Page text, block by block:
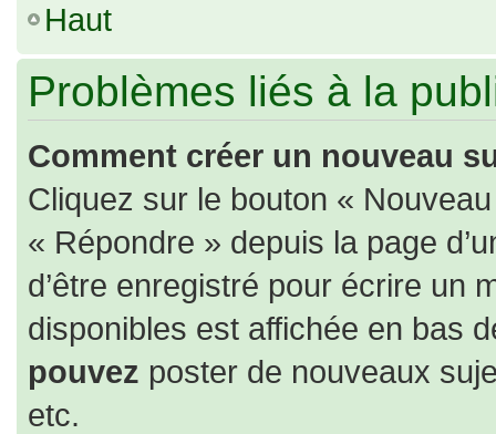
Haut
Problèmes liés à la
Comment créer un nouveau
Cliquez sur le bouton «
« Répondre » depuis la page
d’être enregistré pour écrire un
disponibles est affichée en bas
pouvez poster de nouveaux
etc.